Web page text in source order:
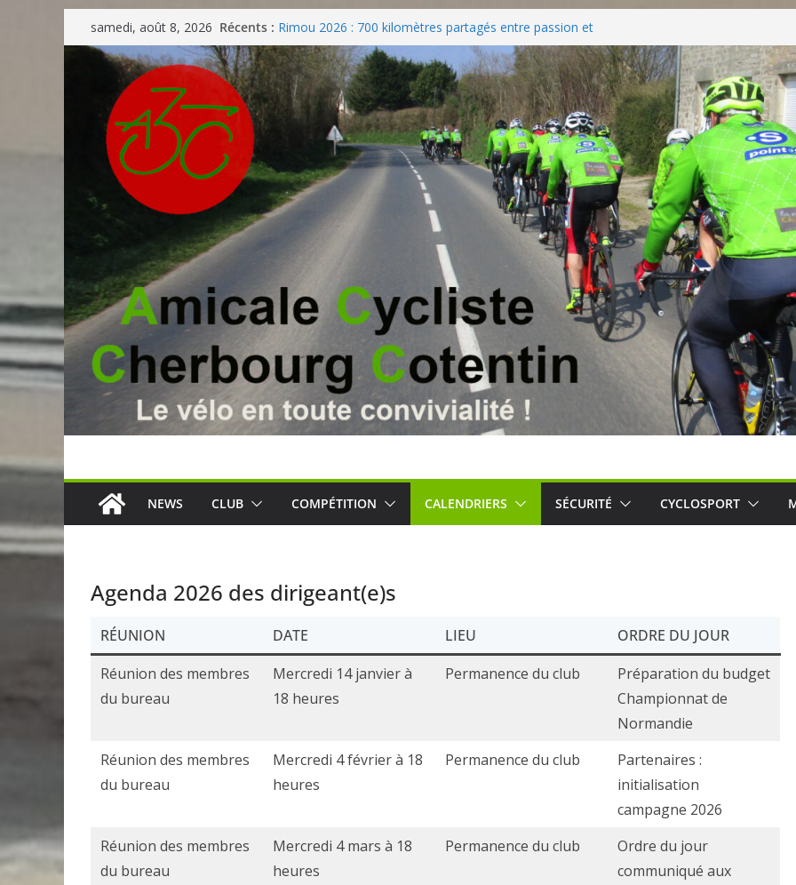
Passer
au
contenu
samedi, août 8, 2026 Récents : Rimou 2026 : 700 kilomètres partagés entre passion et
convivialité
Participez activement au succès des Championnats de
Normandie !
Entre passion et engagement : rencontre avec Hervé Corbin
Un dévouement infatigable récompensé : Christiane Boscher
reçoit la médaille de la Jeunesse et des Sports
Entre bilans et projets, l’A3C poursuit sa dynamique
NEWS CLUB COMPÉTITION CALENDRIERS SÉCURITÉ CYCLOSPORT
Agenda 2026 des dirigeant(e)s
RÉUNION DATE LIEU
ORDRE DU JOUR
Réunion des membres
du bureau
Mercredi 14 janvier à
18 heures
Permanence du club
Préparation du budget
Championnat de
Normandie
Réunion des membres
du bureau
Mercredi 4 février à 18
heures
Permanence du club
Partenaires :
initialisation
campagne 2026
Réunion des membres
du bureau
Mercredi 4 mars à 18
heures
Permanence du club
Ordre du jour
communiqué aux